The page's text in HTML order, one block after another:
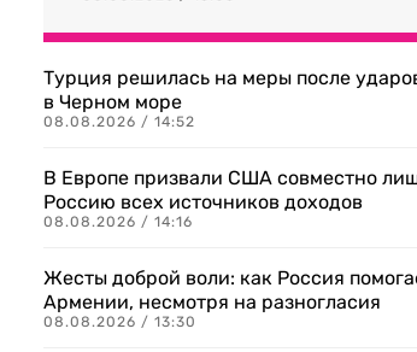
Турция решилась на меры после
в Черном море
08.08.2026 / 14:52
В Европе призвали США совместно
Россию всех источников доходов
08.08.2026 / 14:16
Жесты доброй воли: как Россия
Армении, несмотря на разногласия
08.08.2026 / 13:30